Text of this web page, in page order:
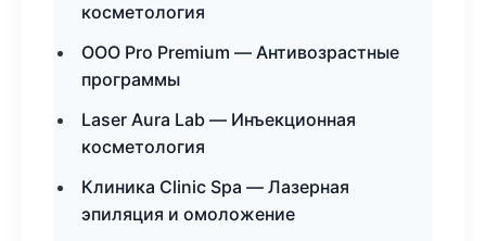
косметология
ООО Pro Premium — Антивозрастные
программы
Laser Aura Lab — Инъекционная
косметология
Клиника Clinic Spa — Лазерная
эпиляция и омоложение